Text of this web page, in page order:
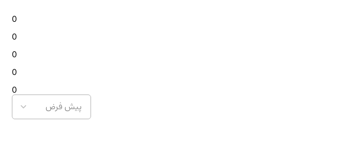
0
0
0
0
0